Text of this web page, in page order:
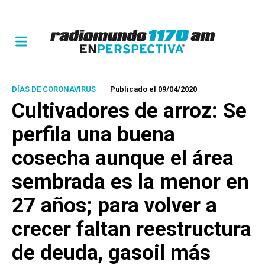
DÍAS DE CORONAVIRUS Publicado el 09/04/2020
Cultivadores de arroz: Se
perfila una buena
cosecha aunque el área
sembrada es la menor en
27 años; para volver a
crecer faltan reestructura
de deuda, gasoil más